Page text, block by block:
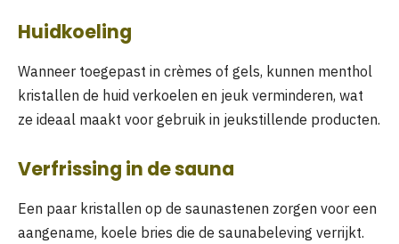
Huidkoeling
Wanneer toegepast in crèmes of gels, kunnen menthol
kristallen de huid verkoelen en jeuk verminderen, wat
ze ideaal maakt voor gebruik in jeukstillende producten.
Verfrissing in de sauna
Een paar kristallen op de saunastenen zorgen voor een
aangename, koele bries die de saunabeleving verrijkt.